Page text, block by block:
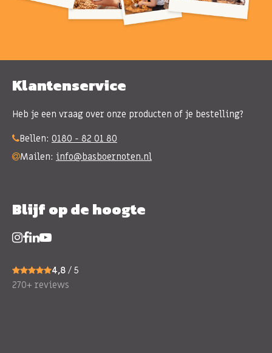
Klantenservice
Heb je een vraag over onze producten of je bestelling?
Bellen: 0180 - 82 01 80
Mailen: info@basboernoten.nl
Blijf op de hoogte
4,8 / 5
270+ reviews